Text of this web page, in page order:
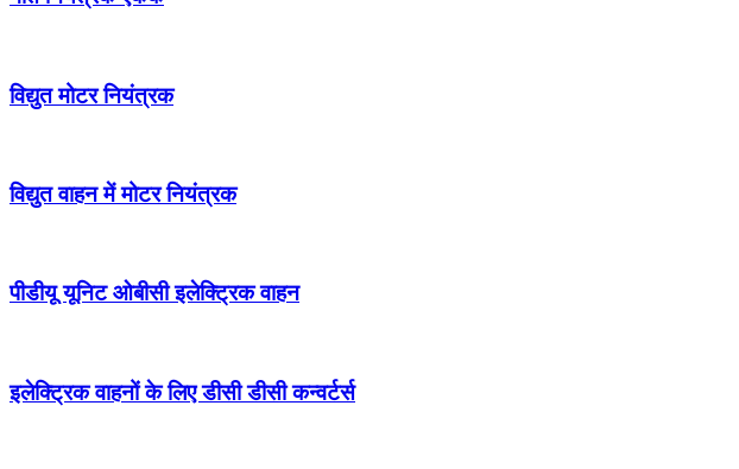
विद्युत मोटर नियंत्रक
विद्युत वाहन में मोटर नियंत्रक
पीडीयू यूनिट ओबीसी इलेक्ट्रिक वाहन
इलेक्ट्रिक वाहनों के लिए डीसी डीसी कन्वर्टर्स